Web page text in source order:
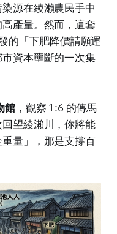
染源在綾瀨農民手中
產量。然而，這套
的「下肥降價請願運
資本壟斷的一次集
館 ，觀察 1:6 的傳馬
望綾瀨川，你將能
量」，那是支撐百